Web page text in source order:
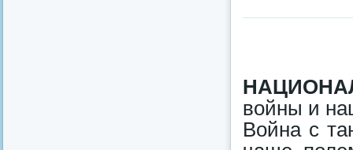
войны и
Война с